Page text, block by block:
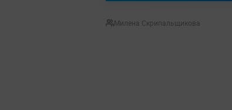
Милена Скрипальщикова